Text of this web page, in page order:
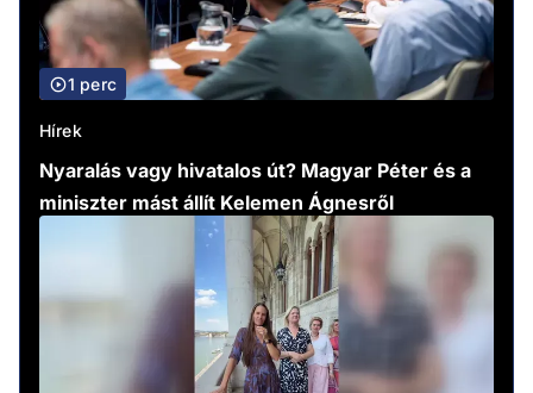
1 perc
Hírek
Nyaralás vagy hivatalos út? Magyar Péter és a
miniszter mást állít Kelemen Ágnesről